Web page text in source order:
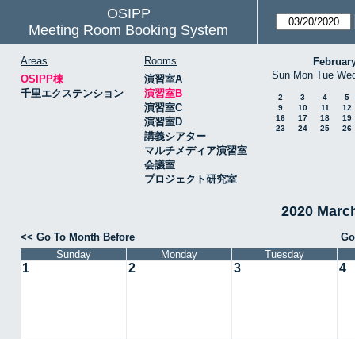
OSIPP
Meeting Room Booking System
Areas
OSIPP棟
千里エクステンション
Rooms
演習室A
演習室B
演習室C
演習室D
講義シアター
マルチメディア演習室
会議室
プロジェクト研究室
Sun Mon Tue
2 3 4
5
9
10 11
12
16
17 18
19
23
24 25 26
2020
<< Go To Month Before
Sunday
Monday Tuesday
1 2 3 4